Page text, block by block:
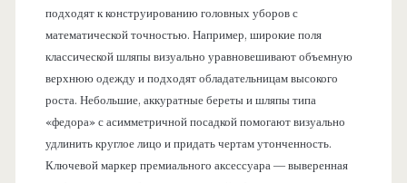
подходят к конструированию головных уборов с
математической точностью. Например, широкие поля
классической шляпы визуально уравновешивают объемную
верхнюю одежду и подходят обладательницам высокого
роста. Небольшие, аккуратные береты и шляпы типа
«федора» с асимметричной посадкой помогают визуально
удлинить круглое лицо и придать чертам утонченность.
Ключевой маркер премиального аксессуара — выверенная